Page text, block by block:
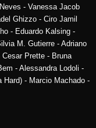
- Vanessa Jacob
Ghizzo - Ciro Jamil
- Eduardo Kalsing -
M. Gutierre - Adriano
Prette - Bruna
- Alessandra Lodoli -
Hard) - Marcio Machado -